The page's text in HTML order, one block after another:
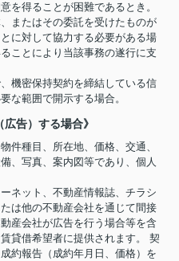
を得ることが困難であるとき。
またはその委託を受けたものが
に対して協力する必要がある場
ことにより当該事務の遂行に支
機密保持契約を締結している信
な範囲で開示する場合。
告）する場合》
件種目、所在地、価格、交通、
、写真、案内図等であり、個人
ネット、不動産情報誌、チラシ
は他の不動産会社を通じて間接
産会社が広告を行う場合等を含
貸借希望者に提供されます。 契
約報告（成約年月日、価格）を